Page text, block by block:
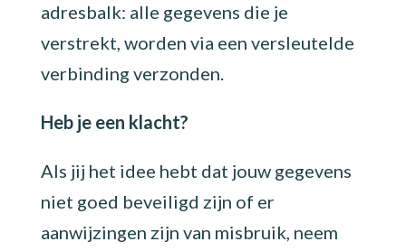
adresbalk: alle gegevens die je
verstrekt, worden via een versleutelde
verbinding verzonden.
Heb je een klacht?
Als jij het idee hebt dat jouw gegevens
niet goed beveiligd zijn of er
aanwijzingen zijn van misbruik, neem